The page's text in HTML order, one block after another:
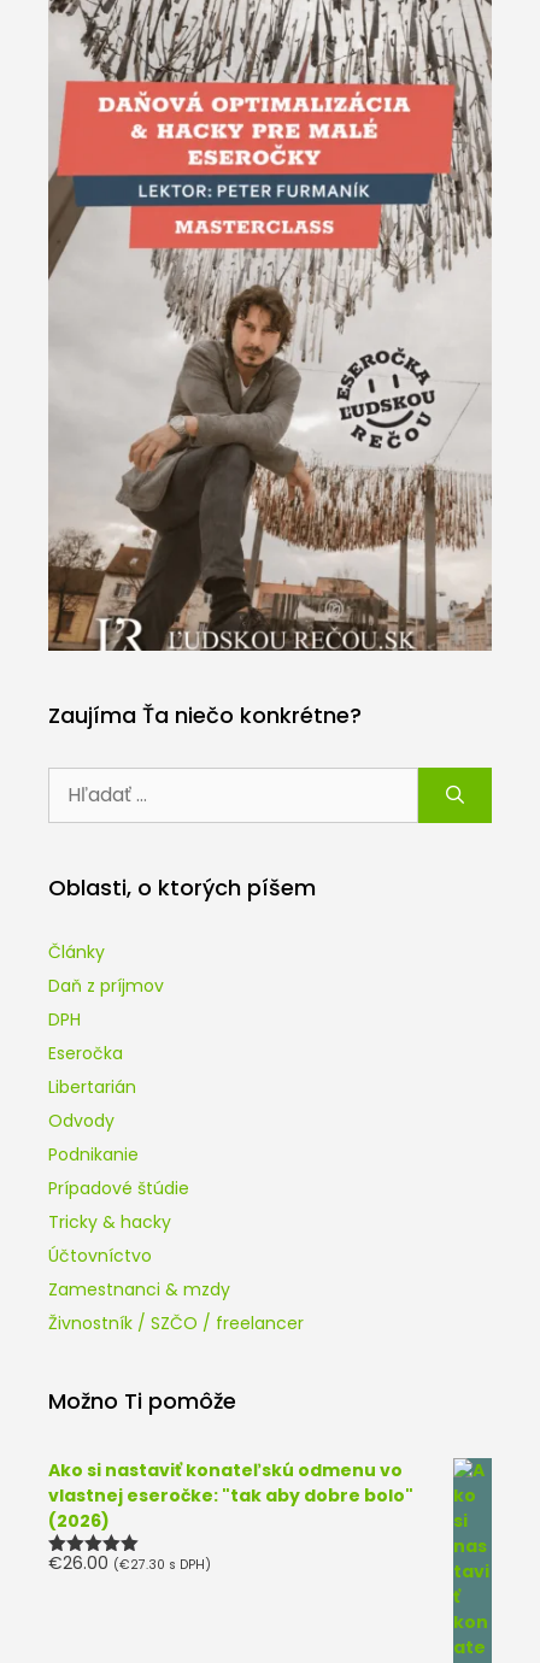
Zaujíma Ťa niečo konkrétne?
Oblasti, o ktorých píšem
Články
Daň z príjmov
DPH
Eseročka
Libertarián
Odvody
Podnikanie
Prípadové štúdie
Tricky & hacky
Účtovníctvo
Zamestnanci & mzdy
Živnostník / SZČO / freelancer
Možno Ti pomôže
Ako si nastaviť konateľskú odmenu vo
vlastnej eseročke: "tak aby dobre bolo"
(2026)
Hodnotenie
€26.00 (€27.30 s DPH)